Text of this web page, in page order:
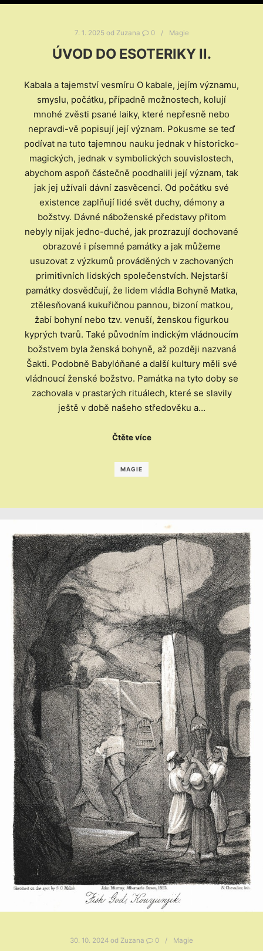
7. 1. 2025 od Zuzana 0 Magie
ÚVOD DO ESOTERIKY II.
Kabala a tajemství vesmíru O kabale, jejím významu,
smyslu, počátku, případně možnostech, kolují
mnohé zvěsti psané laiky, které nepřesně nebo
nepravdi-vě popisují její význam. Pokusme se teď
podívat na tuto tajemnou nauku jednak v historicko-
magických, jednak v symbolických souvislostech,
abychom aspoň částečně poodhalili její význam, tak
jak jej užívali dávní zasvěcenci. Od počátku své
existence zaplňují lidé svět duchy, démony a
božstvy. Dávné náboženské představy přitom
nebyly nijak jedno-duché, jak prozrazují dochované
obrazové i písemné památky a jak můžeme
usuzovat z výzkumů prováděných v zachovaných
primitivních lidských společenstvích. Nejstarší
památky dosvědčují, že lidem vládla Bohyně Matka,
ztělesňovaná kukuřičnou pannou, bizoní matkou,
žabí bohyní nebo tzv. venuší, ženskou figurkou
kyprých tvarů. Také původním indickým vládnoucím
božstvem byla ženská bohyně, až později nazvaná
Šakti. Podobně Babylóňané a další kultury měli své
vládnoucí ženské božstvo. Památka na tyto doby se
zachovala v prastarých rituálech, které se slavily
ještě v době našeho středověku a…
Čtěte více
MAGIE
30. 10. 2024 od Zuzana 0 Magie